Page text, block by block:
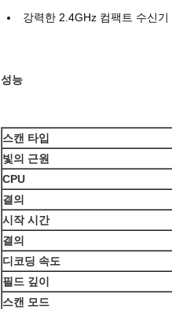
강력한 2.4GHz 컴팩트 수신기
성능
스캔 타입
빛의 근원
CPU
결의
시작 시간
결의
디코딩 속도
필드 깊이
스캔 모드